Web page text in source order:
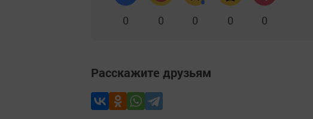
0 0 0 0 0
Расскажите друзьям